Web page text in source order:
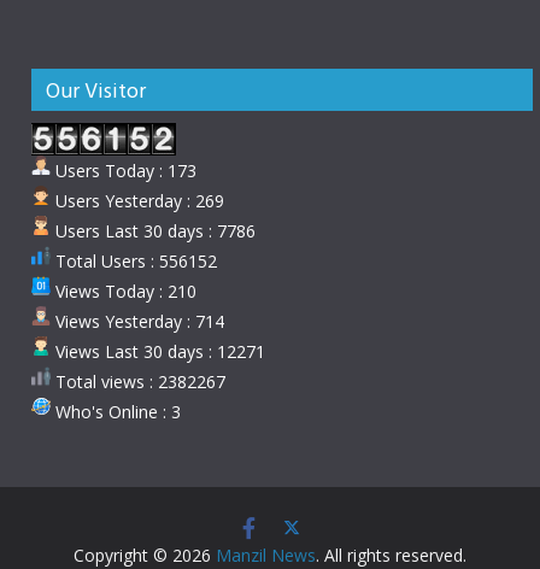
Our Visitor
Users Today : 173
Users Yesterday : 269
Users Last 30 days : 7786
Total Users : 556152
Views Today : 210
Views Yesterday : 714
Views Last 30 days : 12271
Total views : 2382267
Who's Online : 3
Copyright © 2026 Manzil News. All rights reserved.